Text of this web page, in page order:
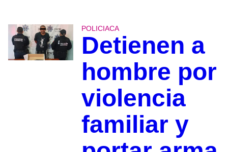
POLICIACA
Detienen a
hombre por
violencia
familiar y